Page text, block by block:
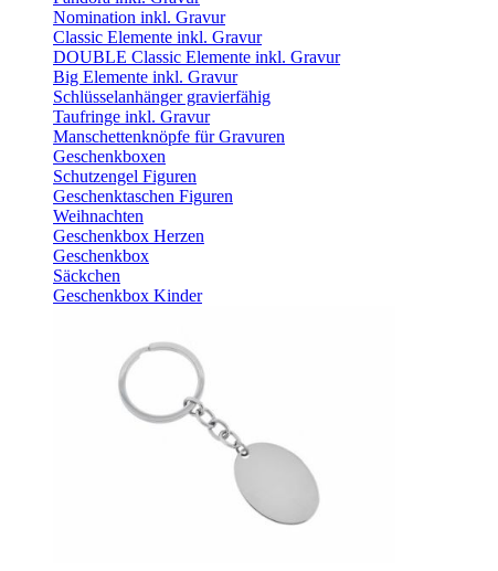
Nomination inkl. Gravur
Classic Elemente inkl. Gravur
DOUBLE Classic Elemente inkl. Gravur
Big Elemente inkl. Gravur
Schlüsselanhänger gravierfähig
Taufringe inkl. Gravur
Manschettenknöpfe für Gravuren
Geschenkboxen
Schutzengel Figuren
Geschenktaschen Figuren
Weihnachten
Geschenkbox Herzen
Geschenkbox
Säckchen
Geschenkbox Kinder